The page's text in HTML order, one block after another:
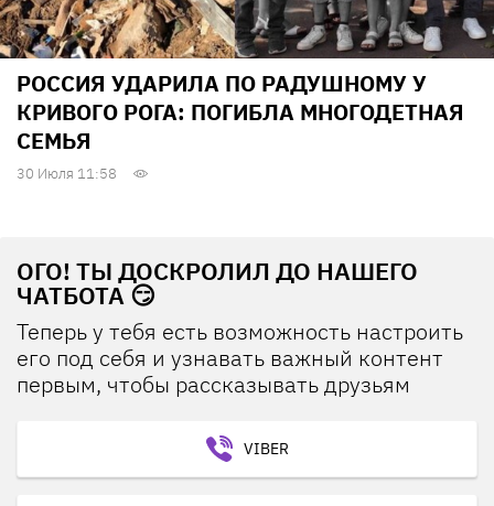
РОССИЯ УДАРИЛА ПО РАДУШНОМУ У
КРИВОГО РОГА: ПОГИБЛА МНОГОДЕТНАЯ
СЕМЬЯ
30 Июля 11:58
ОГО! ТЫ ДОСКРОЛИЛ ДО НАШЕГО
ЧАТБОТА 😏
Теперь у тебя есть возможность настроить
его под себя и узнавать важный контент
первым, чтобы рассказывать друзьям
VIBER